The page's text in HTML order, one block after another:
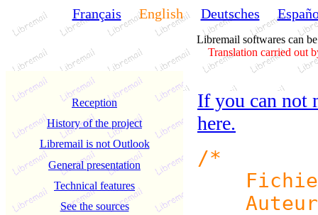
Français English Deutsches
Libremail softwares can
Translation carried out
If you can not
here.
/*
Fichier
Auteur
Reception
History of the project
Libremail is not Outlook
General presentation
Technical features
See the sources